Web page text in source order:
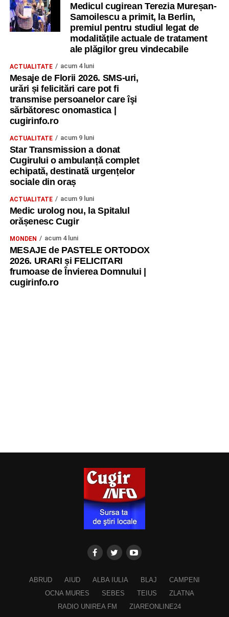
Medicul cugirean Terezia Mureșan-
Samoilescu a primit, la Berlin,
premiul pentru studiul legat de
modalitățile actuale de tratament
ale plăgilor greu vindecabile
ACTUALITATE acum 4 luni
Mesaje de Florii 2026. SMS-uri,
urări și felicitări care pot fi
transmise persoanelor care îşi
sărbătoresc onomastica |
cugirinfo.ro
ACTUALITATE acum 9 luni
Star Transmission a donat
Cugirului o ambulanță complet
echipată, destinată urgențelor
sociale din oraș
ACTUALITATE acum 9 luni
Medic urolog nou, la Spitalul
orășenesc Cugir
MONDEN acum 4 luni
MESAJE de PASTELE ORTODOX
2026. URARI și FELICITARI
frumoase de Învierea Domnului |
cugirinfo.ro
ABRUD AIUD ALBA IULIA BLAJ
CAMPENI
OCNA MURES
SEBES TEIUS
ZLATNA
RADIO UNIREA FM
ZIAREONLINE24